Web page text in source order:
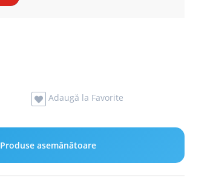
Adaugă la Favorite
Produse asemănătoare